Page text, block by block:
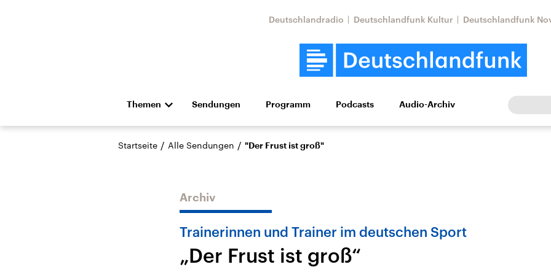
Deutschlandradio Deutschlandfunk Kultur Deutschlandfunk
Themen
Die Nachrichten Politik Wirtschaft Wissen Kultur Europa
Hörspiel und Feature Musik
Landtagswahl Sachsen-
Anhalt 2026
USA
Aktuelle Beiträge,
Sendungen Programm Podcasts Audio-Archiv
Startseite / Alle Sendungen / "Der Frust ist groß"
Archiv
Trainerinnen und Trainer im deutschen Sport
„Der Frust ist groß“